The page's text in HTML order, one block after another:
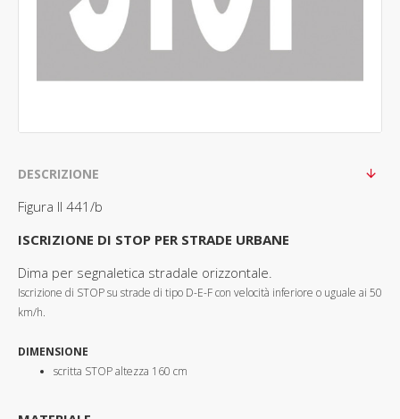
DESCRIZIONE
Figura II 441/b
ISCRIZIONE DI STOP PER STRADE URBANE
Dima per segnaletica stradale orizzontale.
Iscrizione di STOP su strade di tipo D-E-F con velocità inferiore o uguale ai 50
km/h.
DIMENSIONE
scritta STOP altezza 160 cm